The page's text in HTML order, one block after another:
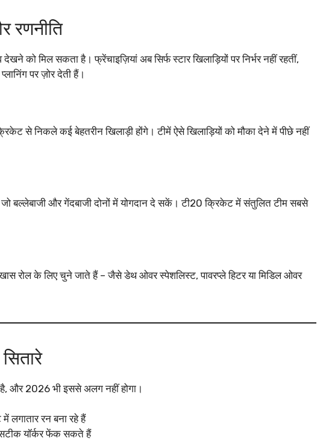
रणनीति
को मिल सकता है। फ्रेंचाइज़ियां अब सिर्फ स्टार खिलाड़ियों पर निर्भर नहीं रहतीं,
पर ज़ोर देती हैं।
से निकले कई बेहतरीन खिलाड़ी होंगे। टीमें ऐसे खिलाड़ियों को मौका देने में पीछे नहीं
बल्लेबाजी और गेंदबाजी दोनों में योगदान दे सकें। टी20 क्रिकेट में संतुलित टीम सबसे
खास रोल के लिए चुने जाते हैं – जैसे डेथ ओवर स्पेशलिस्ट, पावरप्ले हिटर या मिडिल ओवर
और 2026 भी इससे अलग नहीं होगा।
लगातार रन बना रहे हैं
यॉर्कर फेंक सकते हैं